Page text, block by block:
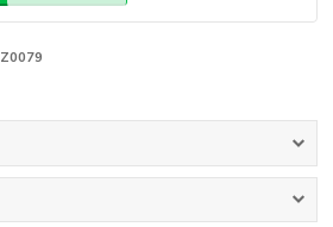
Z0079